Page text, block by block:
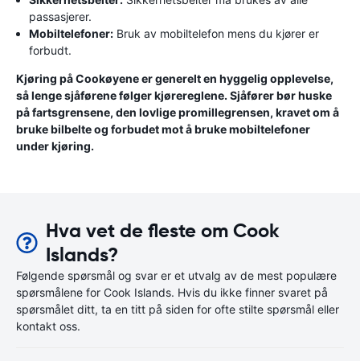
passasjerer.
Mobiltelefoner: Bruk av mobiltelefon mens du kjører er
forbudt.
Kjøring på Cookøyene er generelt en hyggelig opplevelse,
så lenge sjåførene følger kjørereglene. Sjåfører bør huske
på fartsgrensene, den lovlige promillegrensen, kravet om å
bruke bilbelte og forbudet mot å bruke mobiltelefoner
under kjøring.
Hva vet de fleste om Cook
Islands?
Følgende spørsmål og svar er et utvalg av de mest populære
spørsmålene for Cook Islands. Hvis du ikke finner svaret på
spørsmålet ditt, ta en titt på siden for ofte stilte spørsmål eller
kontakt oss.